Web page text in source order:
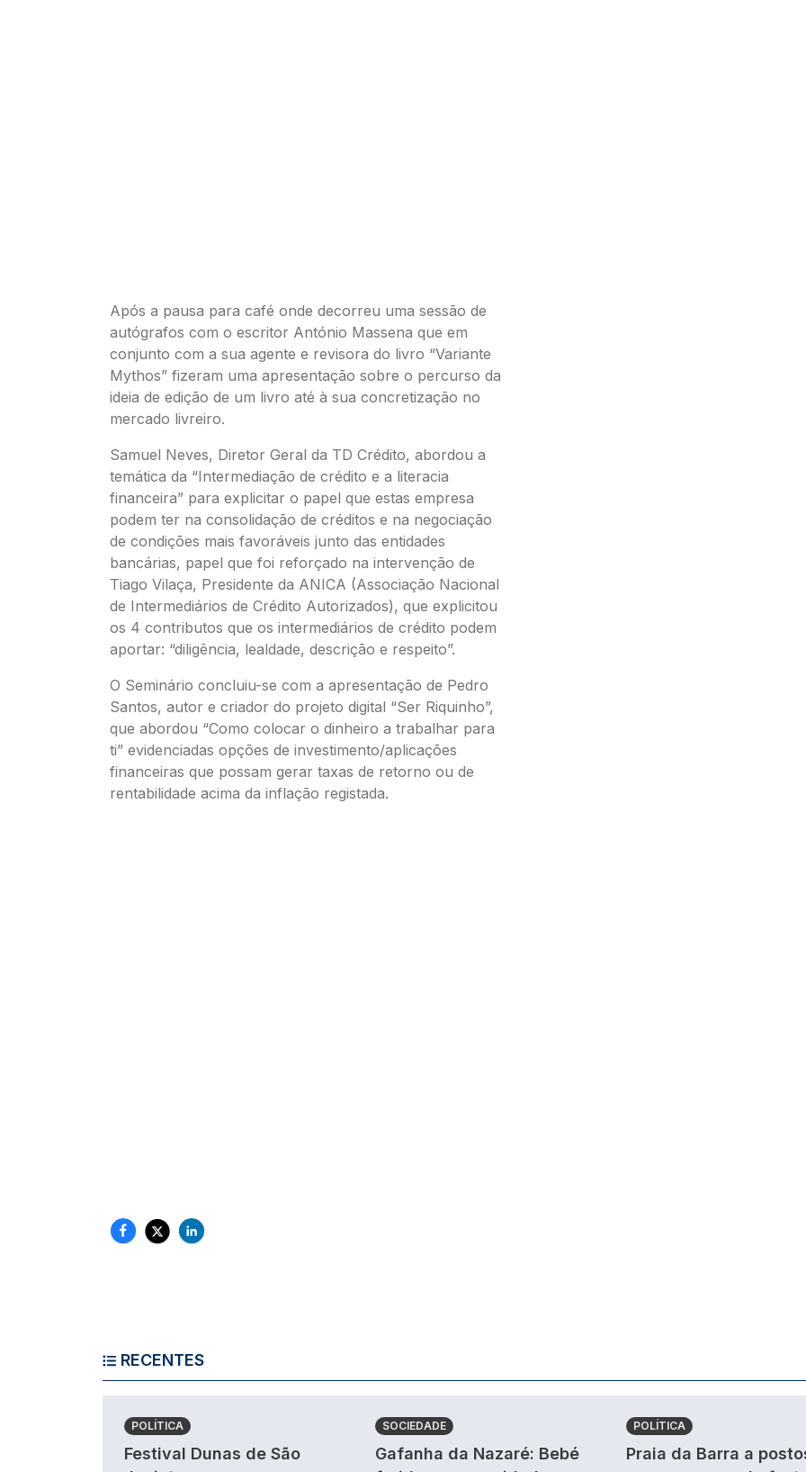
Após a pausa para café onde decorreu uma sessão de
autógrafos com o escritor António Massena que em
conjunto com a sua agente e revisora do livro “Variante
Mythos” fizeram uma apresentação sobre o percurso da
ideia de edição de um livro até à sua concretização no
mercado livreiro.
Samuel Neves, Diretor Geral da TD Crédito, abordou a
temática da “Intermediação de crédito e a literacia
financeira” para explicitar o papel que estas empresa
podem ter na consolidação de créditos e na negociação
de condições mais favoráveis junto das entidades
bancárias, papel que foi reforçado na intervenção de
Tiago Vilaça, Presidente da ANICA (Associação Nacional
de Intermediários de Crédito Autorizados), que explicitou
os 4 contributos que os intermediários de crédito podem
aportar: “diligência, lealdade, descrição e respeito”.
O Seminário concluiu-se com a apresentação de Pedro
Santos, autor e criador do projeto digital “Ser Riquinho”,
que abordou “Como colocar o dinheiro a trabalhar para
ti” evidenciadas opções de investimento/aplicações
financeiras que possam gerar taxas de retorno ou de
rentabilidade acima da inflação registada.
RECENTES
POLÍTICA
Festival Dunas de São
SOCIEDADE
Gafanha da Nazaré: Bebé
POLÍTICA
Praia da Barra a